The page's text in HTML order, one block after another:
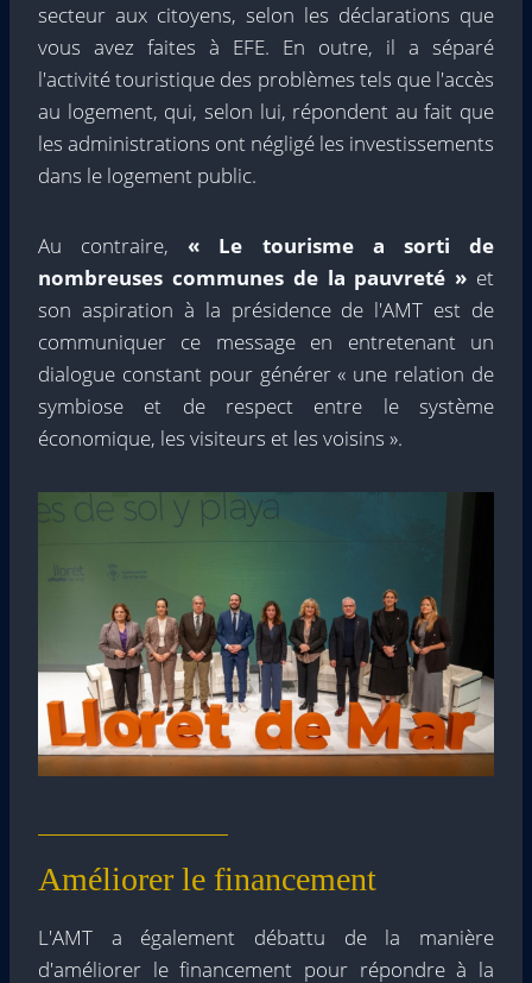
secteur aux citoyens, selon les déclarations que
vous avez faites à EFE. En outre, il a séparé
l'activité touristique des problèmes tels que l'accès
au logement, qui, selon lui, répondent au fait que
les administrations ont négligé les investissements
dans le logement public.
Au contraire, « Le tourisme a sorti de
nombreuses communes de la pauvreté » et
son aspiration à la présidence de l'AMT est de
communiquer ce message en entretenant un
dialogue constant pour générer « une relation de
symbiose et de respect entre le système
économique, les visiteurs et les voisins ».
Améliorer le financement
L'AMT a également débattu de la manière
d'améliorer le financement pour répondre à la